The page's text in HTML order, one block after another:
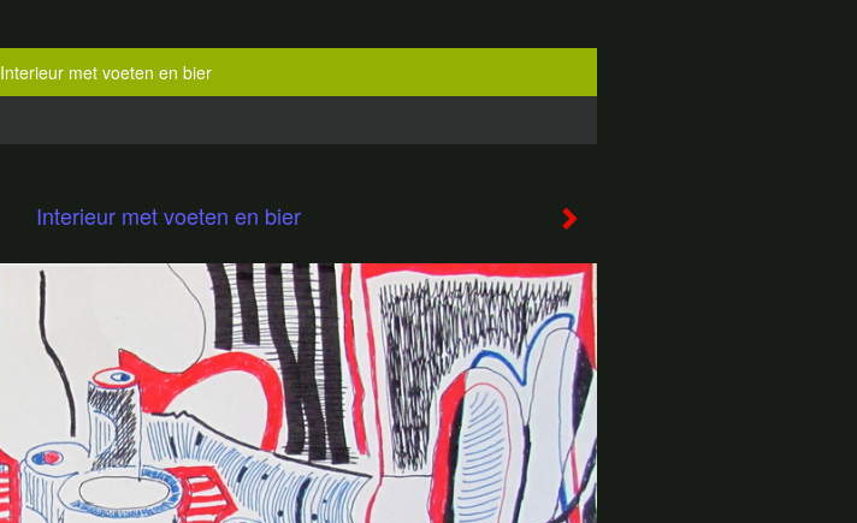
Interieur met voeten en bier
Interieur met voeten en bier